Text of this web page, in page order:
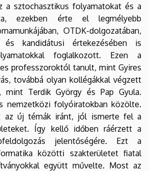
a sztochasztikus folyamatokat és a
ezekben érte el legmélyebb
OTDK-dolgozatában,
kandidátusi értekezésében is
foglalkozott. Ezen a
professzoroktól tanult, mint Gyires
továbbá olyan kollégákkal végzett
mint Terdik György és Pap Gyula.
nemzetközi folyóiratokban közölte.
az új témák iránt, jól ismerte fel a
Így kellő időben ráérzett a
jelentőségére. Ezt a
közötti szakterületet fiatal
együtt művelte. Most az